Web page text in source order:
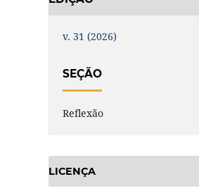
v. 31 (2026)
SEÇÃO
Reflexão
LICENÇA